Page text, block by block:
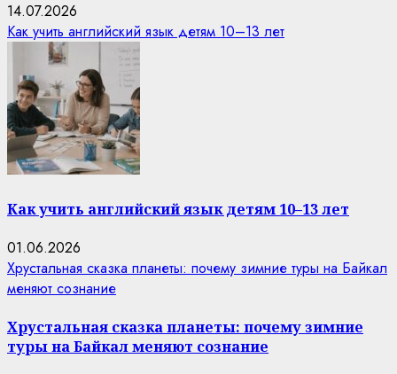
14.07.2026
Как учить английский язык детям 10–13 лет
Как учить английский язык детям 10–13 лет
01.06.2026
Хрустальная сказка планеты: почему зимние туры на Байкал
меняют сознание
Хрустальная сказка планеты: почему зимние
туры на Байкал меняют сознание